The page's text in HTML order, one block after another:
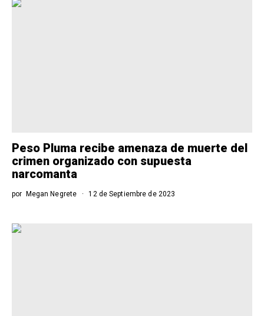
Peso Pluma recibe amenaza de muerte del
crimen organizado con supuesta
narcomanta
por Megan Negrete 12 de Septiembre de 2023